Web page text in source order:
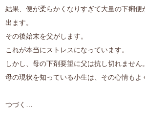
結果、便が柔らかくなりすぎて大量の下痢便
出ます。
その後始末を父がします。
これが本当にストレスになっています。
しかし、母の下剤要望に父は抗し切れません。
母の現状を知っている小生は、その心情もよ
つづく…